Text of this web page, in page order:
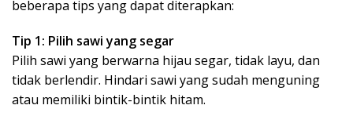
beberapa tips yang dapat diterapkan:
Tip 1: Pilih sawi yang segar
Pilih sawi yang berwarna hijau segar, tidak layu, dan
tidak berlendir. Hindari sawi yang sudah menguning
atau memiliki bintik-bintik hitam.